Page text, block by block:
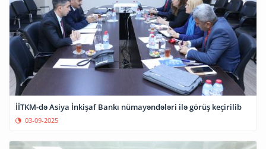
İİTKM-də Asiya İnkişaf Bankı nümayəndələri ilə görüş keçirilib
03-09-2025